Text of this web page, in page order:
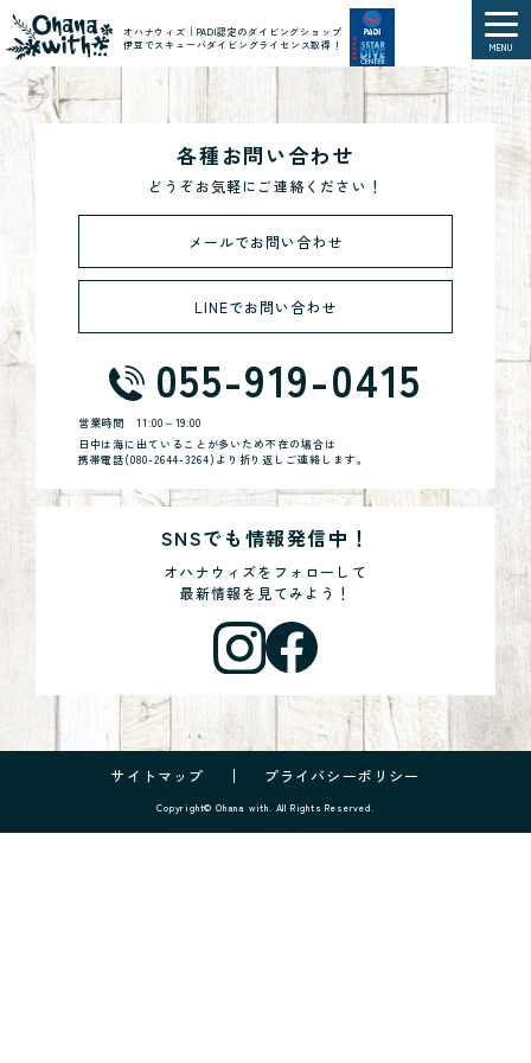
オハナウィズ｜PADI認定のダイビングショップ
伊豆でスキューバダイビングライセンス取得！
MENU
各種お問い合わせ
どうぞお気軽にご連絡ください！
メールでお問い合わせ
LINEでお問い合わせ
055-919-0415
営業時間11:00～19:00
日中は海に出ていることが多いため不在の場合は
携帯電話(080-2644-3264)より折り返しご連絡します。
SNSでも情報発信中！
オハナウィズをフォローして
最新情報を見てみよう！
サイトマップ プライバシーポリシー
Copyright© Ohana with. All Rights Reserved.